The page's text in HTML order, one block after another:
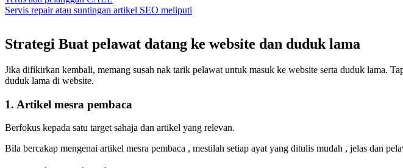
Servis repair atau suntingan artikel SEO meliputi
Strategi Buat pelawat datang ke website dan duduk lama
Jika difikirkan kembali, memang susah nak tarik pelawat untuk masuk ke website serta duduk lama.
duduk lama di website.
1. Artikel mesra pembaca
Berfokus kepada satu target sahaja dan artikel yang relevan.
Bila bercakap mengenai artikel mesra pembaca , mestilah setiap ayat yang ditulis mudah , jelas dan